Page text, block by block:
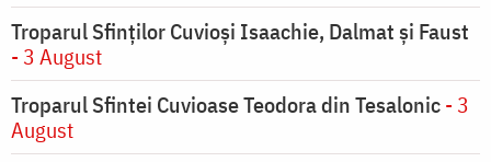
Troparul Sfinţilor Cuvioşi Isaachie, Dalmat şi Faust
- 3 August
Troparul Sfintei Cuvioase Teodora din Tesalonic- 3
August